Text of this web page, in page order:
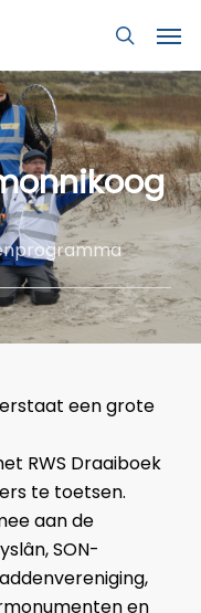
search
een grote
RWS Draaiboek
te toetsen.
aan de
SON-
en